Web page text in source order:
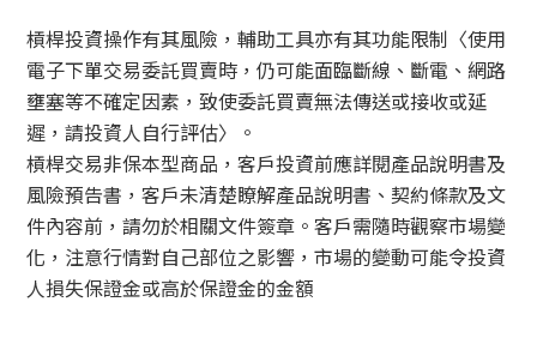
槓桿投資操作有其風險，輔助工具亦有其功能限制〈使用
電子下單交易委託買賣時，仍可能面臨斷線、斷電、網路
壅塞等不確定因素，致使委託買賣無法傳送或接收或延
遲，請投資人自行評估〉。
槓桿交易非保本型商品，客戶投資前應詳閱產品說明書及
風險預告書，客戶未清楚瞭解產品說明書、契約條款及文
件內容前，請勿於相關文件簽章。客戶需隨時觀察市場變
化，注意行情對自己部位之影響，市場的變動可能令投資
人損失保證金或高於保證金的金額